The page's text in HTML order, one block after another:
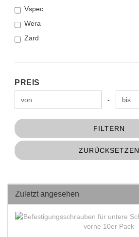
Vspec
Wera
Zard
PREIS
PREIS
Preis bis -
FILTERN
ZURÜCKSETZEN
Zuletzt angesehen